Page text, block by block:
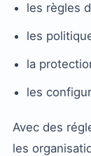
les règles
les
la
les
Avec des
les